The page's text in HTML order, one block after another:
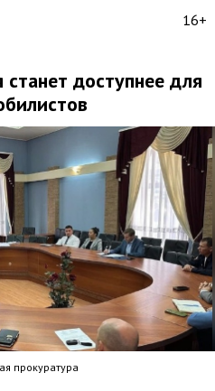
16+
доступнее для
прокуратура